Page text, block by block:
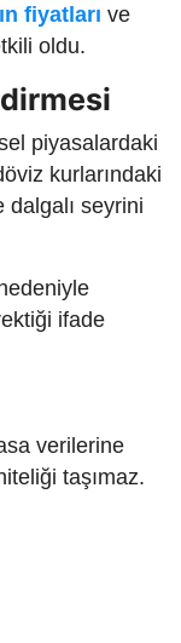
fiyatları ve
oldu.
piyasalardaki
kurlarındaki
dalgalı seyrini
ifade
verilerine
taşımaz.